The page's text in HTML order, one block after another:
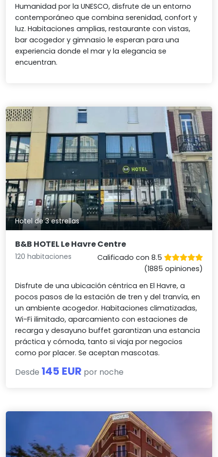
Humanidad por la UNESCO, disfrute de un entorno
contemporáneo que combina serenidad, confort y
luz. Habitaciones amplias, restaurante con vistas,
bar acogedor y gimnasio le esperan para una
experiencia donde el mar y la elegancia se
encuentran.
Hotel de 3 estrellas
B&B HOTEL Le Havre Centre
120 habitaciones
Calificado con 8.5
(1885 opiniones)
Disfrute de una ubicación céntrica en El Havre, a
pocos pasos de la estación de tren y del tranvía, en
un ambiente acogedor. Habitaciones climatizadas,
Wi-Fi ilimitado, aparcamiento con estaciones de
recarga y desayuno buffet garantizan una estancia
práctica y cómoda, tanto si viaja por negocios
como por placer. Se aceptan mascotas.
Desde 145 EUR por noche